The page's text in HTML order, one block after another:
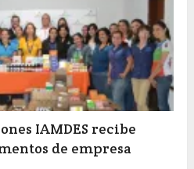
IAMDES recibe
de empresa